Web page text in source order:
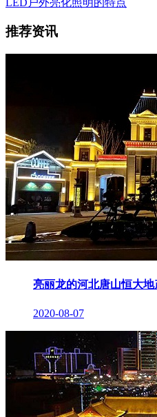
推荐资讯
亮丽龙的河北唐山恒大地
2020-08-07